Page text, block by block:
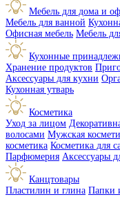
Мебель для дома и
Мебель для ванной
Офисная мебель Мебель
Кухонные
Хранение продуктов
Аксессуары для кухни
Кухонная утварь
Косметика
Уход за лицом
волосами Мужская
косметика Косметика для
Парфюмерия Аксессуары
Канцтовары
Пластилин и глина Папки